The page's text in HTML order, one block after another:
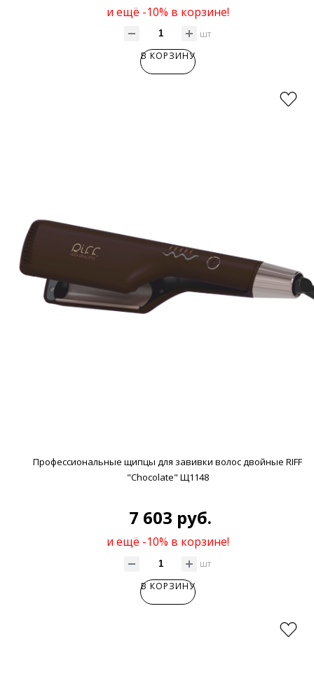
и ещё -10% в корзине!
шт
В КОРЗИНУ
Профессиональные щипцы для завивки волос двойные RIFF
"Chocolate" Щ1148
7 603 руб.
и ещё -10% в корзине!
шт
В КОРЗИНУ